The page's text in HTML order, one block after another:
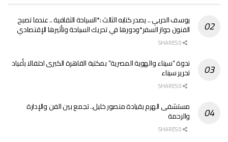
يوسف الحربي .. يصدر كتابه الثالث :*السياحة الثقافية .. عندما تصبح
الفنون جواز السفر*ودورها في تحريك السياحة وتأثيرها الإقتصادي
ندوة “سيناء والهوية المصرية” بمكتبة القاهرة الكبرى احتفالا بأعياد
تحرير سيناء
مستشفى الهرم بقيادة منصور خليل.. تجمع بين الفن والإدارة
والرحمة